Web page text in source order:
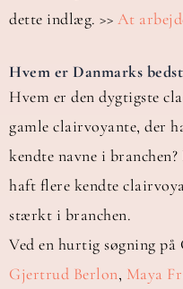
dette indlæg. >> At
Hvem er Danmarks
Hvem er den dygtigste
gamle clairvoyante, der
kendte navne i
haft flere kendte
stærkt i branchen.
Ved en hurtig søgning på
Gjertrud Berlon, Maya